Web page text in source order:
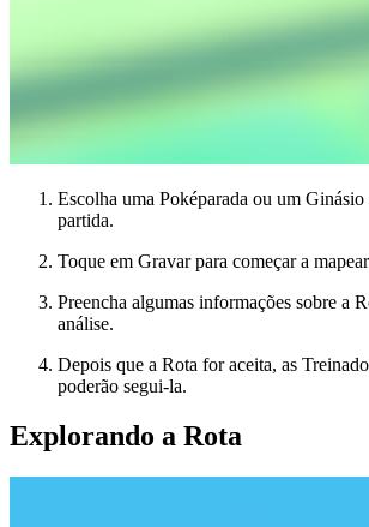
Escolha uma Poképarada ou um
partida.
Toque em Gravar para começar a
Preencha algumas informações sobre a
análise.
Depois que a Rota for aceita, as
poderão segui-la.
Explorando a Rota